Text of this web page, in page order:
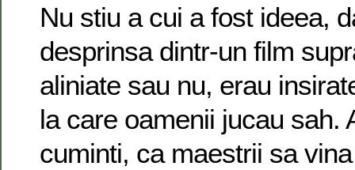
Nu stiu a cui a fost ideea,
desprinsa dintr-un film
aliniate sau nu, erau
la care oamenii jucau sah.
cuminti, ca maestrii sa